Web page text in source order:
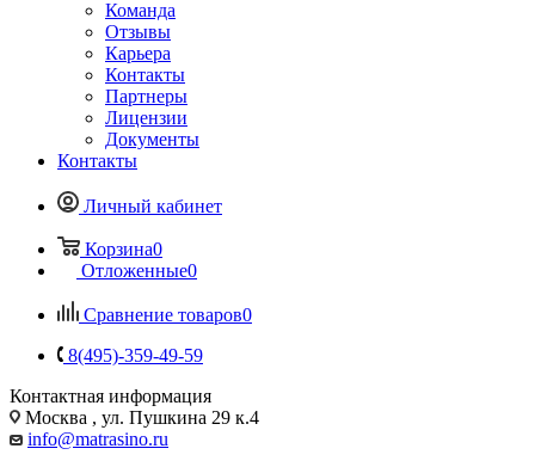
Команда
Отзывы
Карьера
Контакты
Партнеры
Лицензии
Документы
Контакты
Личный кабинет
Корзина0
Отложенные0
Сравнение товаров0
8(495)-359-49-59
Контактная информация
Москва , ул. Пушкина 29 к.4
info@matrasino.ru